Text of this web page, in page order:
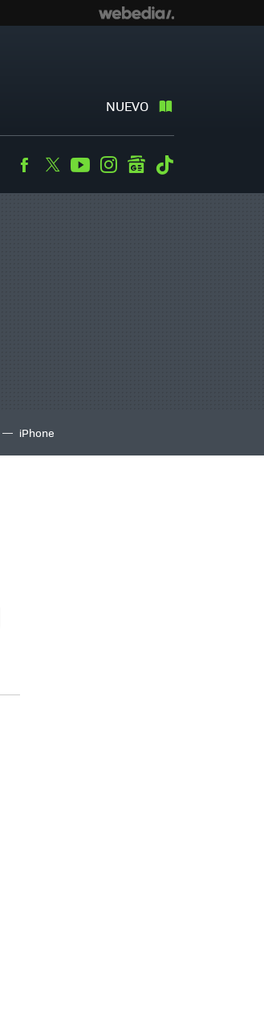
NUEVO
Facebook
TwitterYoutubeInstagramgooglenews
iPhone